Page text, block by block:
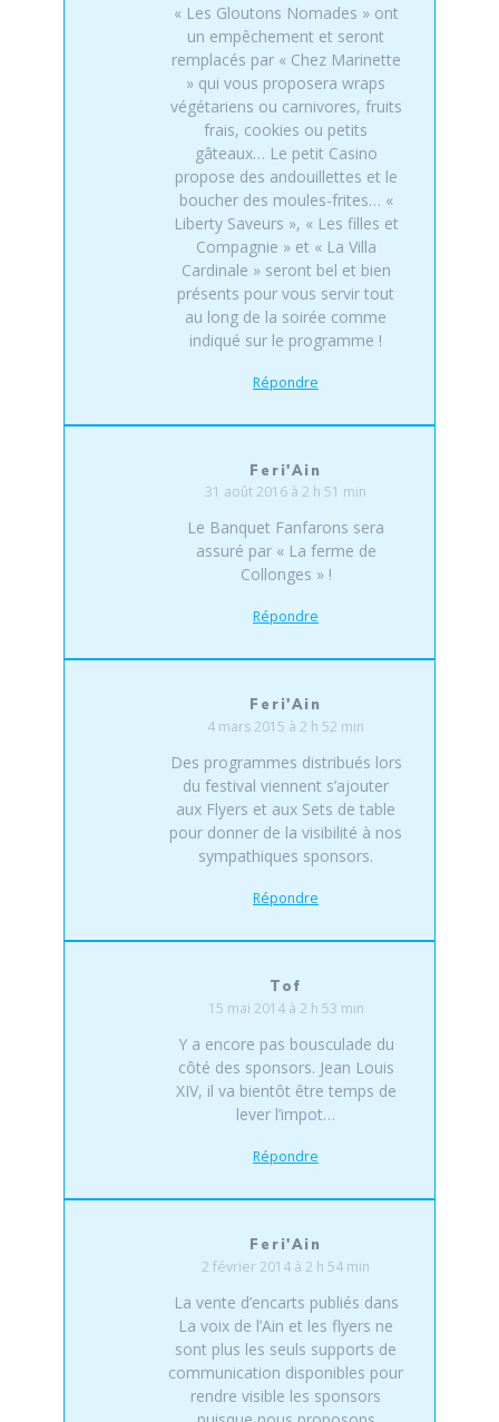
« Les Gloutons Nomades » ont
un empêchement et seront
remplacés par « Chez Marinette
» qui vous proposera wraps
végétariens ou carnivores, fruits
frais, cookies ou petits
gâteaux… Le petit Casino
propose des andouillettes et le
boucher des moules-frites… «
Liberty Saveurs », « Les filles et
Compagnie » et « La Villa
Cardinale » seront bel et bien
présents pour vous servir tout
au long de la soirée comme
indiqué sur le programme !
Répondre
Feri'Ain
31 août 2016 à 2 h 51 min
Le Banquet Fanfarons sera
assuré par « La ferme de
Collonges » !
Répondre
Feri'Ain
4 mars 2015 à 2 h 52 min
Des programmes distribués lors
du festival viennent s’ajouter
aux Flyers et aux Sets de table
pour donner de la visibilité à nos
sympathiques sponsors.
Répondre
Tof
15 mai 2014 à 2 h 53 min
Y a encore pas bousculade du
côté des sponsors. Jean Louis
XIV, il va bientôt être temps de
lever l’impot…
Répondre
Feri'Ain
2 février 2014 à 2 h 54 min
La vente d’encarts publiés dans
La voix de l’Ain et les flyers ne
sont plus les seuls supports de
communication disponibles pour
rendre visible les sponsors